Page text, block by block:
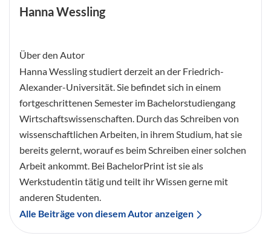
Hanna Wessling
Über den Autor
Hanna Wessling studiert derzeit an der Friedrich-
Alexander-Universität. Sie befindet sich in einem
fortgeschrittenen Semester im Bachelorstudiengang
Wirtschaftswissenschaften. Durch das Schreiben von
wissenschaftlichen Arbeiten, in ihrem Studium, hat sie
bereits gelernt, worauf es beim Schreiben einer solchen
Arbeit ankommt. Bei BachelorPrint ist sie als
Werkstudentin tätig und teilt ihr Wissen gerne mit
anderen Studenten.
Alle Beiträge von diesem Autor anzeigen